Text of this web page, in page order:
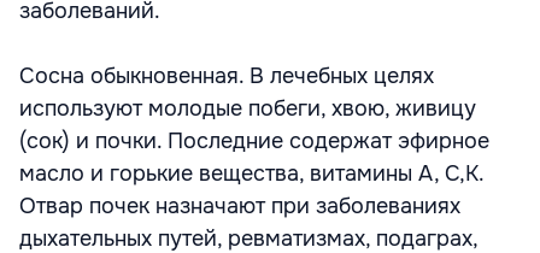
заболеваний.
Сосна обыкновенная. В лечебных целях
используют молодые побеги, хвою, живицу
(сок) и почки. Последние содержат эфирное
масло и горькие вещества, витамины А, С,К.
Отвар почек назначают при заболеваниях
дыхательных путей, ревматизмах, подаграх,